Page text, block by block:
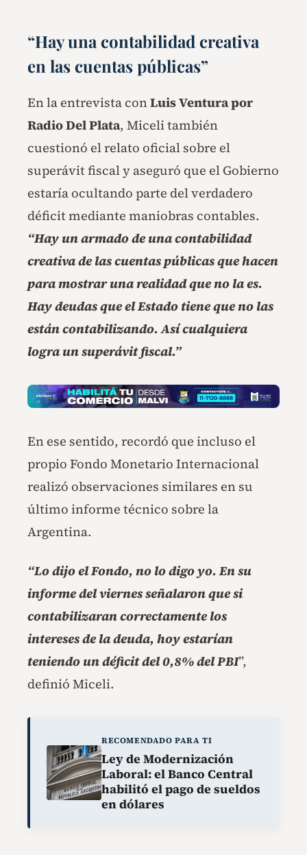
“Hay una contabilidad creativa
en las cuentas públicas”
En la entrevista conLuis Ventura por
Radio Del Plata, Miceli también
cuestionó el relato oficial sobre el
superávit fiscal y aseguró que el Gobierno
estaría ocultando parte del verdadero
déficit mediante maniobras contables.
“Hay un armado de una contabilidad
creativa de las cuentas públicas que hacen
para mostrar una realidad que no la es.
Hay deudas que el Estado tiene que no las
están contabilizando. Así cualquiera
logra un superávit fiscal.”
En ese sentido, recordó que incluso el
propio Fondo Monetario Internacional
realizó observaciones similares en su
último informe técnico sobre la
Argentina.
“Lo dijo el Fondo, no lo digo yo. En su
informe del viernes señalaron que si
contabilizaran correctamente los
intereses de la deuda, hoy estarían
teniendo un déficit del 0,8% del PBI”,
definió Miceli.
RECOMENDADO PARA TI
Ley de Modernización
Laboral: el Banco Central
habilitó el pago de sueldos
en dólares